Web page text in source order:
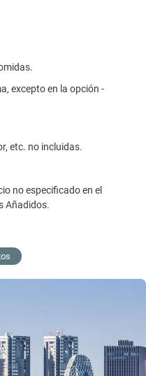
excepto en la opción -
etc. no incluidas.
no especificado en el
Añadidos.